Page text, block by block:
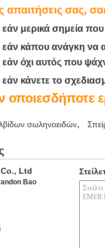
απαιτήσεις σας,
μερικά σημεία που
κάπου ανάγκη να
όχι αυτός που
κάνετε το
οποιεσδήποτε
σωληνοειδών,
Ltd
Bao